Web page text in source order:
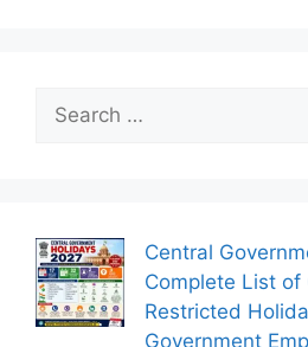
for:
Central
Complete List of
Restricted
Government